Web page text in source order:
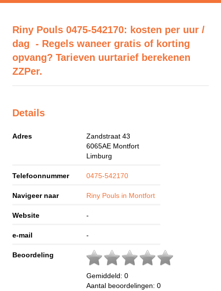
Riny Pouls 0475-542170: kosten per uur /
dag - Regels waneer gratis of korting
opvang? Tarieven uurtarief berekenen
ZZPer.
Details
Adres
Zandstraat 43
6065AE Montfort
Limburg
Telefoonnummer 0475-542170
Navigeer naar Riny Pouls in Montfort
Website -
e-mail -
Beoordeling
Gemiddeld: 0
Aantal beoordelingen: 0